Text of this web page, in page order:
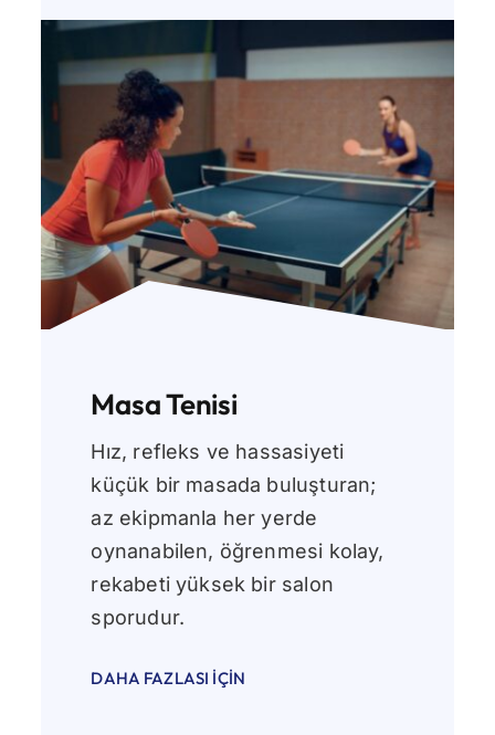
Masa Tenisi
Hız, refleks ve hassasiyeti
küçük bir masada buluşturan;
az ekipmanla her yerde
oynanabilen, öğrenmesi kolay,
rekabeti yüksek bir salon
sporudur.
DAHA FAZLASI İÇIN